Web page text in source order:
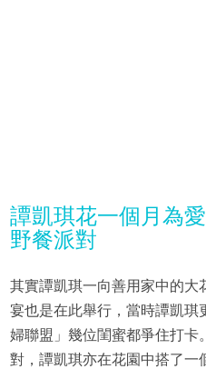
譚凱琪花一個月為
野餐派對
其實譚凱琪一向善用家中的大
宴也是在此舉行，當時譚凱琪
婦聯盟」幾位閨蜜都爭住打卡
對，譚凱琪亦在花園中搭了一